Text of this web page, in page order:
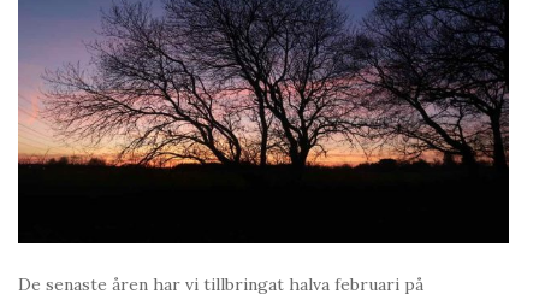
De senaste åren har vi tillbringat halva februari på